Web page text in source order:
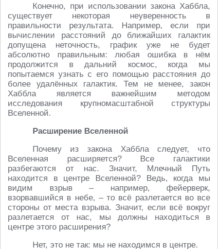
Конечно, при использовании закона Хаббла,
существует некоторая неуверенность в
правильности результата. Например, если при
вычислении расстояний до ближайших галактик
допущена неточность, график уже не будет
абсолютно правильным: любая ошибка в нём
продолжится в дальний космос, когда мы
попытаемся узнать с его помощью расстояния до
более удалённых галактик. Тем не менее, закон
Хаббла является важнейшим методом
исследования крупномасштабной структуры
Вселенной.
Расширение Вселенной
Почему из закона Хаббла следует, что
Вселенная расширяется? Все галактики
разбегаются от нас. Значит, Млечный Путь
находится в центре Вселенной? Ведь, когда мы
видим взрыв – например, фейерверк,
взорвавшийся в небе, – то всё разлетается во все
стороны от места взрыва. Значит, если всё вокруг
разлетается от нас, мы должны находиться в
центре этого расширения?
Нет, это не так: мы не находимся в центре.